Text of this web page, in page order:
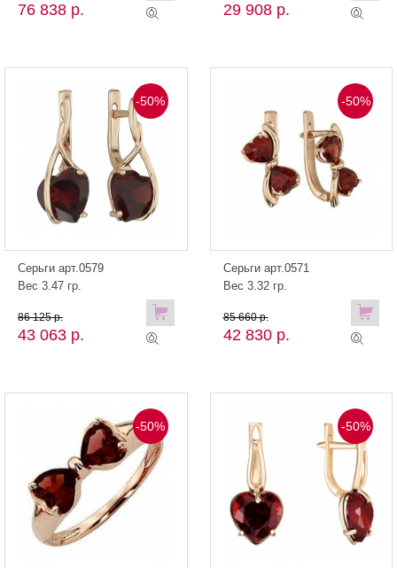
76 838 р. 29 908 р.
-50%
Серьги арт.0579
Вес 3.47 гр.
43 063 р.
86 125 р.
-50%
Серьги арт.0571
Вес 3.32 гр.
42 830 р.
85 660 р.
-50% -50%